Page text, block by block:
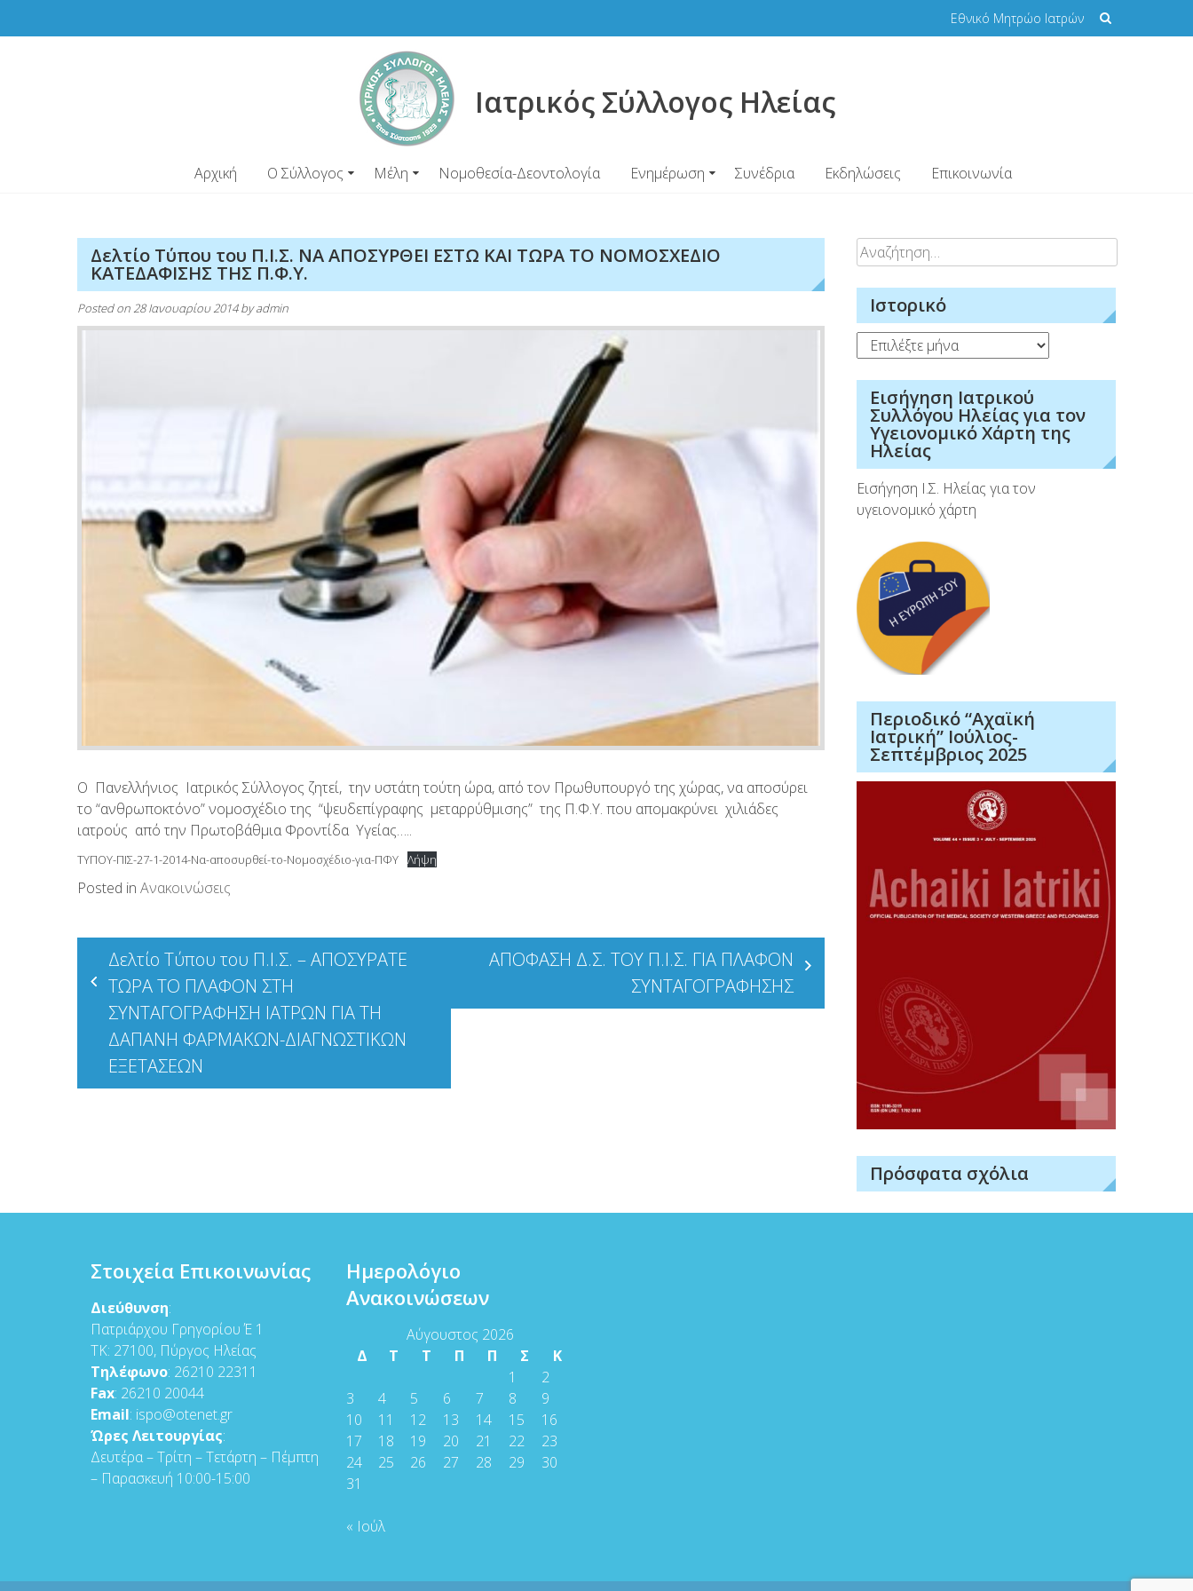
Εθνικό Μητρώο Ιατρών
Ιατρικός Σύλλογος Ηλείας
Αρχική Ο Σύλλογος Μέλη Νομοθεσία-Δεοντολογία Ενημέρωση Συνέδρια Εκδηλώσεις Επικοινωνία
Δελτίο Τύπου του Π.Ι.Σ. ΝΑ ΑΠΟΣΥΡΘΕΙ ΕΣΤΩ ΚΑΙ ΤΩΡΑ ΤΟ ΝΟΜΟΣΧΕΔΙΟ
ΚΑΤΕΔΑΦΙΣΗΣ ΤΗΣ Π.Φ.Υ.
Posted on 28 Ιανουαρίου 2014byadmin
Ο Πανελλήνιος Ιατρικός Σύλλογος ζητεί, την υστάτη τούτη ώρα, από τον Πρωθυπουργό της χώρας, να αποσύρει
το “ανθρωποκτόνο” νομοσχέδιο της “ψευδεπίγραφης μεταρρύθμισης” της Π.Φ.Υ. που απομακρύνει χιλιάδες
ιατρούς από την Πρωτοβάθμια Φροντίδα Υγείας…..
ΤΥΠΟΥ-ΠΙΣ-27-1-2014-Nα-αποσυρθεί-το-Νομοσχέδιο-για-ΠΦΥ Λήψη
Posted in Ανακοινώσεις
Πλοήγηση
άρθρων
Δελτίο Τύπου του Π.Ι.Σ. – ΑΠΟΣΥΡΑΤΕ
ΤΩΡΑ ΤΟ ΠΛΑΦΟΝ ΣΤΗ
ΣΥΝΤΑΓΟΓΡΑΦΗΣΗ ΙΑΤΡΩΝ ΓΙΑ ΤΗ
ΔΑΠΑΝΗ ΦΑΡΜΑΚΩΝ-ΔΙΑΓΝΩΣΤΙΚΩΝ
ΕΞΕΤΑΣΕΩΝ
ΑΠΟΦΑΣΗ Δ.Σ. ΤΟΥ Π.Ι.Σ. ΓΙΑ ΠΛΑΦΟΝ
ΣΥΝΤΑΓΟΓΡΑΦΗΣΗΣ
Αναζήτηση
για:
Ιστορικό
Ιστορικό
Εισήγηση Ιατρικού
Συλλόγου Ηλείας για τον
Υγειονομικό Χάρτη της
Ηλείας
Εισήγηση Ι.Σ. Ηλείας για τον
υγειονομικό χάρτη
Περιοδικό “Αχαϊκή
Ιατρική” Ιούλιος-
Σεπτέμβριος 2025
Πρόσφατα σχόλια
Στοιχεία Επικοινωνίας
Διεύθυνση:
Πατριάρχου Γρηγορίου Έ 1
ΤΚ: 27100, Πύργος Ηλείας
Τηλέφωνο: 26210 22311
Fax: 26210 20044
Email: ispo@otenet.gr
Ώρες Λειτουργίας:
Δευτέρα – Τρίτη – Τετάρτη – Πέμπτη
– Παρασκευή 10:00-15:00
Ημερολόγιο
Ανακοινώσεων
Αύγουστος 2026
Δ
Τ Τ Π Π Σ
Κ
1
2
3
4 5 6 7 8
9
10
11 12 13 14 15
16
17
18 19 20 21 22
23
24
25 26 27 28 29
30
31
« Ιούλ